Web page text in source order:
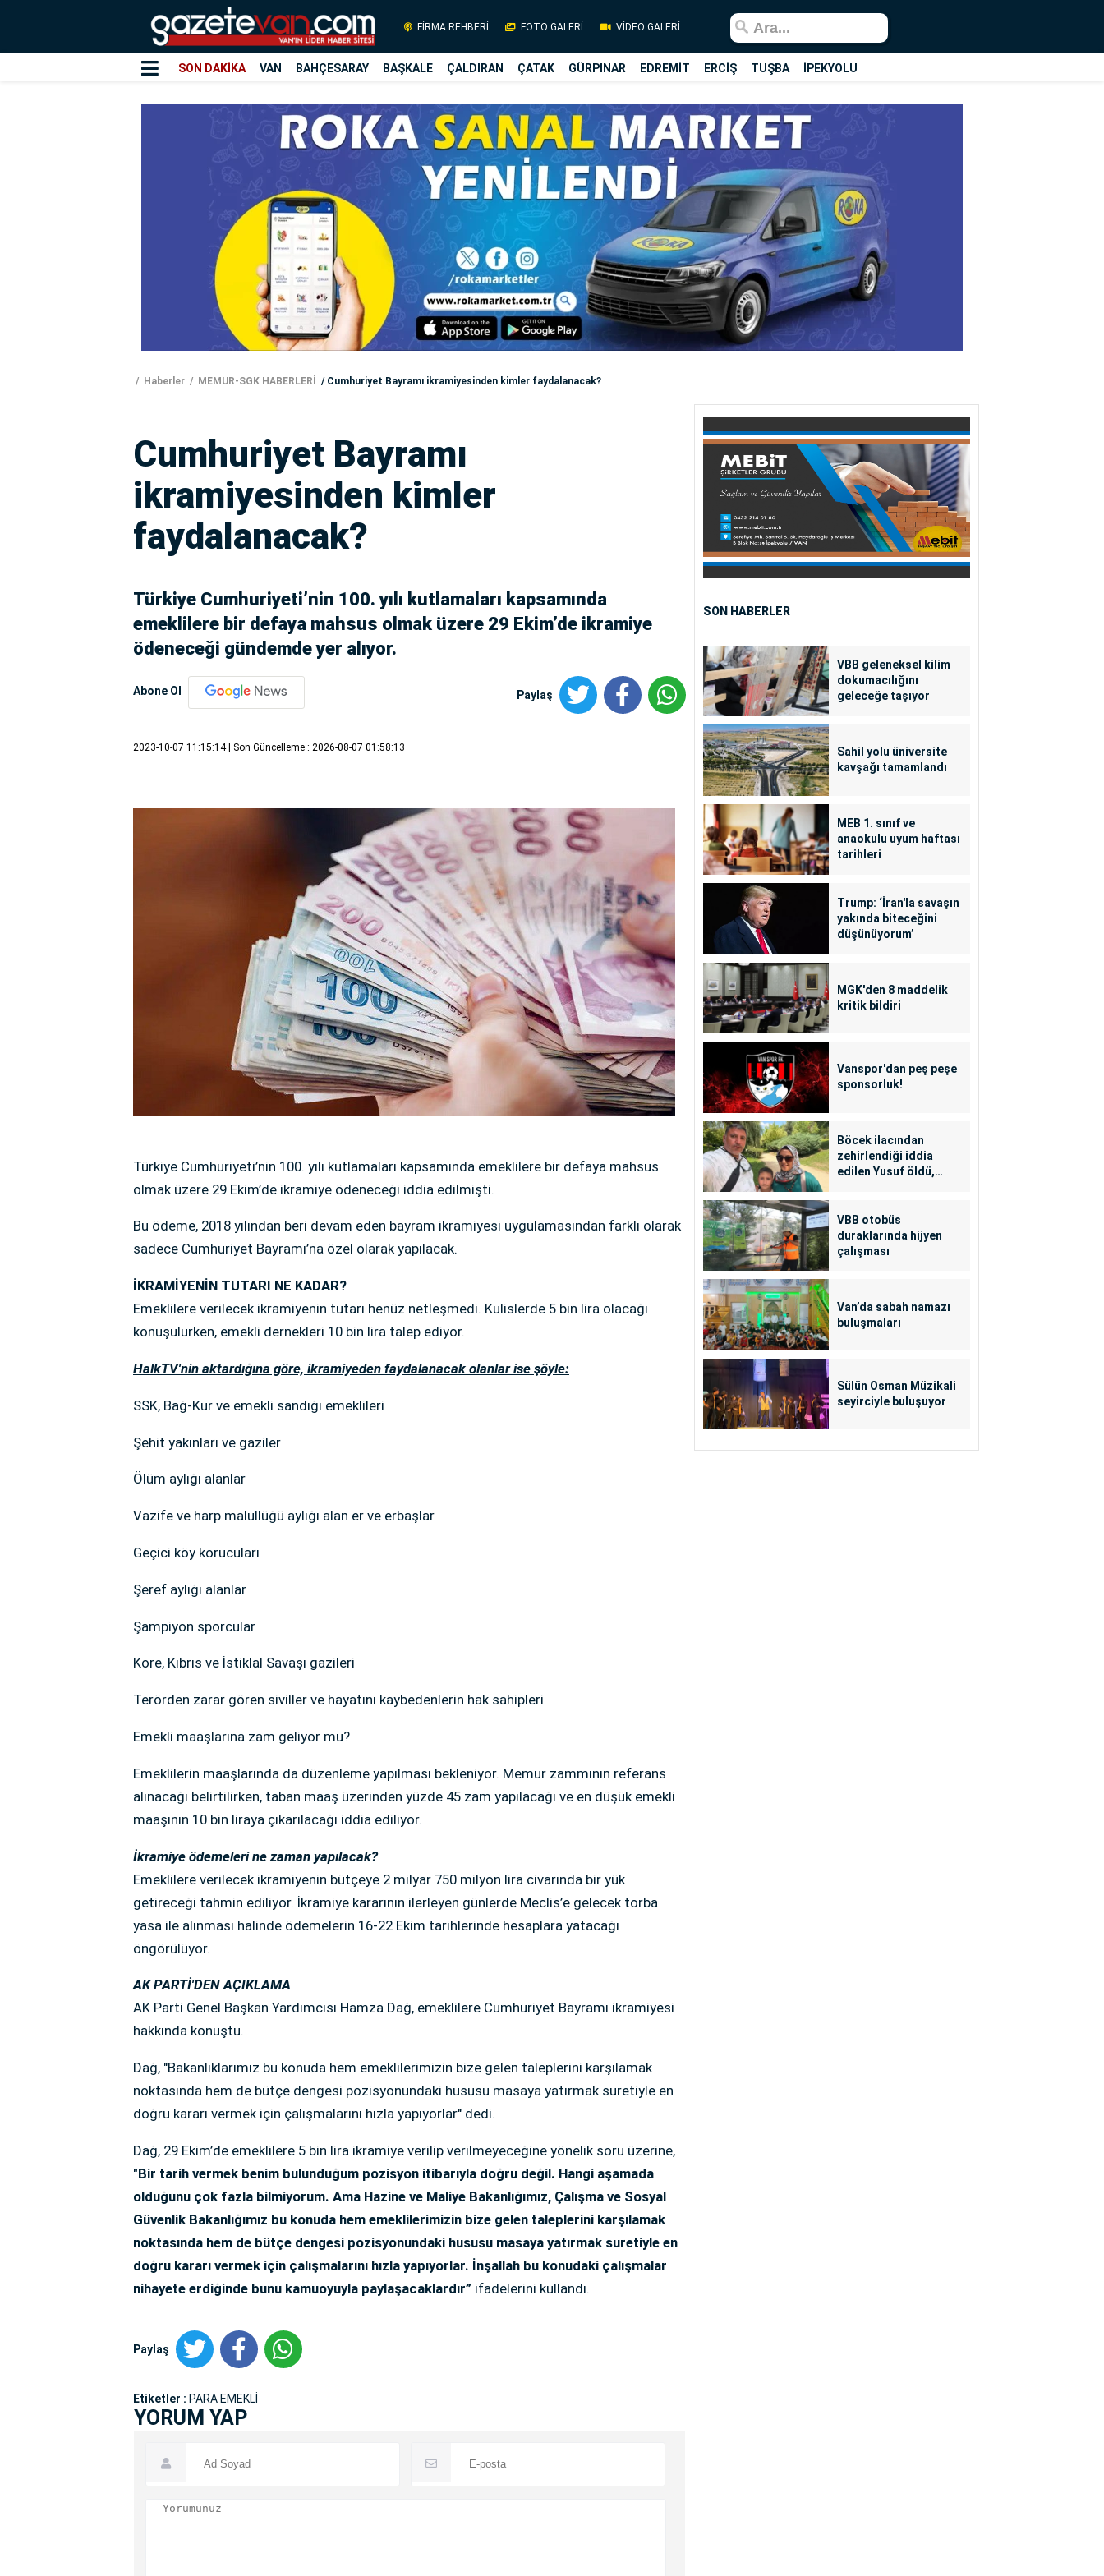
FİRMA REHBERİ FOTO GALERİ VİDEO GALERİ
SON DAKİKA VAN BAHÇESARAY BAŞKALE ÇALDIRAN ÇATAK GÜRPINAR EDREMİT ERCİŞ TUŞBA İPEKYOLU
Haberler MEMUR-SGK HABERLERİ Cumhuriyet Bayramı ikramiyesinden kimler faydalanacak?
Cumhuriyet Bayramı
ikramiyesinden kimler
faydalanacak?
Türkiye Cumhuriyeti’nin 100. yılı kutlamaları kapsamında
emeklilere bir defaya mahsus olmak üzere 29 Ekim’de ikramiye
ödeneceği gündemde yer alıyor.
Abone Ol Paylaş
2023-10-07 11:15:14 | Son Güncelleme : 2026-08-07 01:58:13
Türkiye Cumhuriyeti’nin 100. yılı kutlamaları kapsamında emeklilere bir defaya mahsus
olmak üzere 29 Ekim’de ikramiye ödeneceği iddia edilmişti.
Bu ödeme, 2018 yılından beri devam eden bayram ikramiyesi uygulamasından farklı olarak
sadece Cumhuriyet Bayramı’na özel olarak yapılacak.
İKRAMİYENİN TUTARI NE KADAR?
Emeklilere verilecek ikramiyenin tutarı henüz netleşmedi. Kulislerde 5 bin lira olacağı
konuşulurken, emekli dernekleri 10 bin lira talep ediyor.
HalkTV'nin aktardığına göre, ikramiyeden faydalanacak olanlar ise şöyle:
SSK, Bağ-Kur ve emekli sandığı emeklileri
Şehit yakınları ve gaziler
Ölüm aylığı alanlar
Vazife ve harp malullüğü aylığı alan er ve erbaşlar
Geçici köy korucuları
Şeref aylığı alanlar
Şampiyon sporcular
Kore, Kıbrıs ve İstiklal Savaşı gazileri
Terörden zarar gören siviller ve hayatını kaybedenlerin hak sahipleri
Emekli maaşlarına zam geliyor mu?
Emeklilerin maaşlarında da düzenleme yapılması bekleniyor. Memur zammının referans
alınacağı belirtilirken, taban maaş üzerinden yüzde 45 zam yapılacağı ve en düşük emekli
maaşının 10 bin liraya çıkarılacağı iddia ediliyor.
İkramiye ödemeleri ne zaman yapılacak?
Emeklilere verilecek ikramiyenin bütçeye 2 milyar 750 milyon lira civarında bir yük
getireceği tahmin ediliyor. İkramiye kararının ilerleyen günlerde Meclis’e gelecek torba
yasa ile alınması halinde ödemelerin 16-22 Ekim tarihlerinde hesaplara yatacağı
öngörülüyor.
AK PARTİ'DEN AÇIKLAMA
AK Parti Genel Başkan Yardımcısı Hamza Dağ, emeklilere Cumhuriyet Bayramı ikramiyesi
hakkında konuştu.
Dağ, "Bakanlıklarımız bu konuda hem emeklilerimizin bize gelen taleplerini karşılamak
noktasında hem de bütçe dengesi pozisyonundaki hususu masaya yatırmak suretiyle en
doğru kararı vermek için çalışmalarını hızla yapıyorlar" dedi.
Dağ, 29 Ekim’de emeklilere 5 bin lira ikramiye verilip verilmeyeceğine yönelik soru üzerine,
"Bir tarih vermek benim bulunduğum pozisyon itibarıyla doğru değil. Hangi aşamada
olduğunu çok fazla bilmiyorum. Ama Hazine ve Maliye Bakanlığımız, Çalışma ve Sosyal
Güvenlik Bakanlığımız bu konuda hem emeklilerimizin bize gelen taleplerini karşılamak
noktasında hem de bütçe dengesi pozisyonundaki hususu masaya yatırmak suretiyle en
doğru kararı vermek için çalışmalarını hızla yapıyorlar. İnşallah bu konudaki çalışmalar
nihayete erdiğinde bunu kamuoyuyla paylaşacaklardır” ifadelerini kullandı.
Paylaş
Etiketler : PARA EMEKLİ
YORUM YAP
SON HABERLER
VBB geleneksel kilim
dokumacılığını
geleceğe taşıyor
Sahil yolu üniversite
kavşağı tamamlandı
MEB 1. sınıf ve
anaokulu uyum haftası
tarihleri
Trump: ‘İran'la savaşın
yakında biteceğini
düşünüyorum’
MGK'den 8 maddelik
kritik bildiri
Vanspor'dan peş peşe
sponsorluk!
Böcek ilacından
zehirlendiği iddia
edilen Yusuf öldü,
VBB otobüs
duraklarında hijyen
çalışması
Van’da sabah namazı
buluşmaları
Sülün Osman Müzikali
seyirciyle buluşuyor